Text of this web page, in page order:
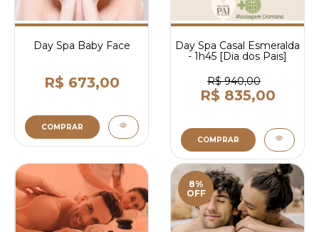
Day Spa Baby Face
R$ 673,00
COMPRAR
Day Spa Casal Esmeralda
- 1h45 [Dia dos Pais]
R$ 940,00
R$ 835,00
COMPRAR
8%
OFF